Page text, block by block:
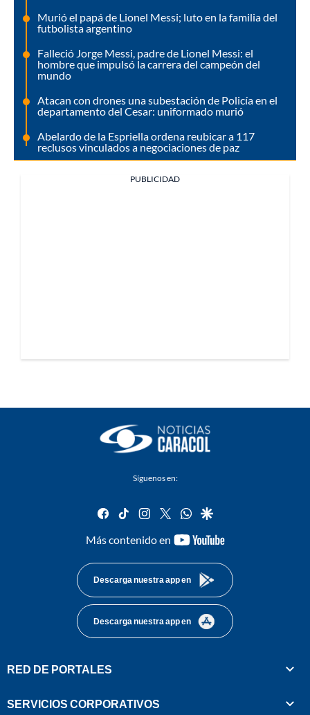
Murió el papá de Lionel Messi; luto en la familia del
futbolista argentino
Falleció Jorge Messi, padre de Lionel Messi: el
hombre que impulsó la carrera del campeón del
mundo
Atacan con drones una subestación de Policía en el
departamento del Cesar: uniformado murió
Abelardo de la Espriella ordena reubicar a 117
reclusos vinculados a negociaciones de paz
PUBLICIDAD
Síguenos en:
facebook
tiktok instagram
twitterwhatsapp
google
Más contenido en
youtube-
Descarga nuestra app en
Descarga nuestra app en
RED DE PORTALES
SERVICIOS CORPORATIVOS